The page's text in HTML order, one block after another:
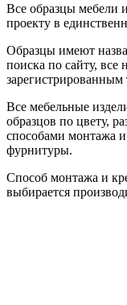
Все образцы мебели
проекту в
Образцы имеют
поиска по сайту, все
Все мебельные
образцов по цвету,
способами монтажа
фурнитуры.
Способ монтажа и
выбирается